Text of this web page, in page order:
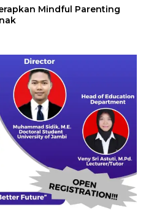
Mindful Parenting